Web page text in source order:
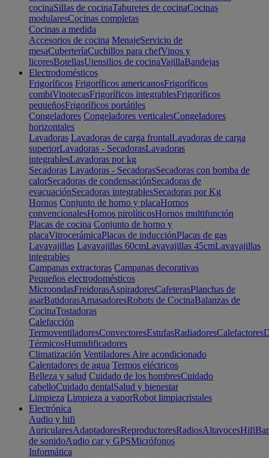
cocinaSillas de cocinaTaburetes de cocinaCocinas
modularesCocinas completas
Cocinas a medida
Accesorios de cocina MenajeServicio de
mesaCuberteríaCuchillos para chefVinos y
licoresBotellasUtensilios de cocinaVajillaBandejas
Electrodomésticos
Frigoríficos Frigoríficos americanosFrigoríficos
combiVinotecasFrigoríficos integrablesFrigoríficos
pequeñosFrigoríficos portátiles
Congeladores Congeladores verticalesCongeladores
horizontales
Lavadoras Lavadoras de carga frontalLavadoras de carga
superiorLavadoras - SecadorasLavadoras
integrablesLavadoras por kg
Secadoras Lavadoras - SecadorasSecadoras con bomba de
calorSecadoras de condensaciónSecadoras de
evacuaciónSecadoras integrablesSecadoras por Kg
Hornos Conjunto de horno y placaHornos
convencionalesHornos pirolíticosHornos multifunción
Placas de cocina Conjunto de horno y
placaVitrocerámicaPlacas de inducciónPlacas de gas
Lavavajillas Lavavajillas 60cmLavavajillas 45cmLavavajillas
integrables
Campanas extractoras Campanas decorativas
Pequeños electrodomésticos
MicroondasFreidorasAspiradoresCafeterasPlanchas de
asarBatidorasAmasadoresRobots de CocinaBalanzas de
CocinaTostadoras
Calefacción
TermoventiladoresConvectoresEstufasRadiadoresCalefactores
TérmicosHumidificadores
Climatización Ventiladores Aire acondicionado
Calentadores de agua Termos eléctricos
Belleza y salud Cuidado de los hombresCuidado
cabelloCuidado dentalSalud y bienestar
Limpieza Limpieza a vaporRobot limpiacristales
Electrónica
Audio y hifi
AuricularesAdaptadoresReproductoresRadiosAltavocesHifi
de sonidoAudio car y GPSMicrófonos
Informática